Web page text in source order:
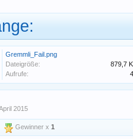
Gremmli_Fail.png
Dateigröße:
879,7
Aufrufe:
2015
Gewinner x 1